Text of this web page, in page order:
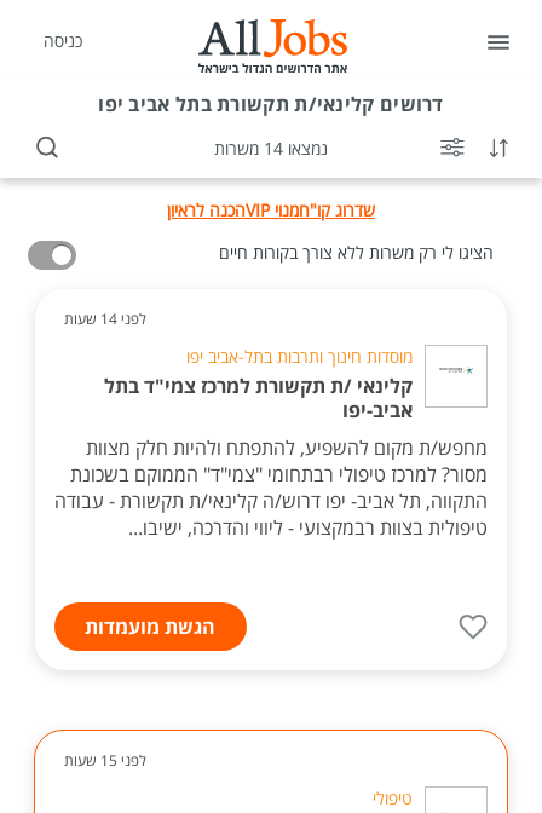
כניסה
דרושים קלינאי/ת תקשורת בתל אביב יפו
נמצאו 14 משרות
שדרוג קו"חמנוי VIP
הכנה לראיון
הציגו לי רק משרות ללא צורך בקורות חיים
לפני 14 שעות
מוסדות חינוך ותרבות בתל-אביב יפו
קלינאי /ת תקשורת למרכז צמי"ד בתל
אביב-יפו
מחפש/ת מקום להשפיע, להתפתח ולהיות חלק מצוות
מסור? למרכז טיפולי רבתחומי "צמי"ד" הממוקם בשכונת
התקווה, תל אביב- יפו דרוש/ה קלינאי/ת תקשורת - עבודה
טיפולית בצוות רבמקצועי - ליווי והדרכה, ישיבו...
הגשת מועמדות
לפני 15 שעות
טיפולי